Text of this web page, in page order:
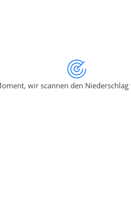
wir scannen den